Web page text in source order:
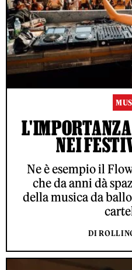
NEI
Ne è esempio il
che da anni dà
della musica da
DI